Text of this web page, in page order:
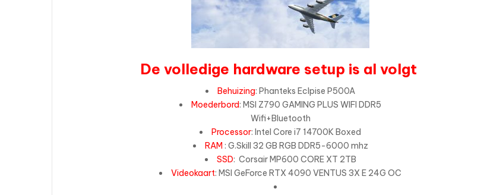
De volledige hardware setup is al volgt
Behuizing: Phanteks Eclpise P500A
Moederbord: MSI Z790 GAMING PLUS WIFI DDR5
Wifi+Bluetooth
Processor: Intel Core i7 14700K Boxed
RAM : G.Skill 32 GB RGB DDR5-6000 mhz
SSD: Corsair MP600 CORE XT 2TB
Videokaart: MSI GeForce RTX 4090 VENTUS 3X E 24G OC